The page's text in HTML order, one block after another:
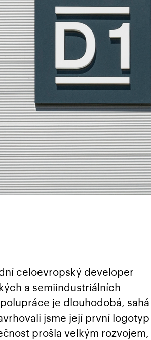
celoevropský developer
a semiindustriálních
je dlouhodobá, sahá
jsme její první logotyp
prošla velkým rozvojem,